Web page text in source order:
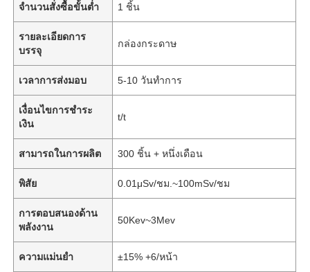
จำนวนสั่งซื้อขั้นต่ำ 1 ชิ้น
รายละเอียดการ
บรรจุ
กล่องกระดาษ
เวลาการส่งมอบ 5-10 วันทำการ
เงื่อนไขการชำระ
เงิน
t/t
สามารถในการผลิต 300 ชิ้น + หนึ่งเดือน
พิสัย 0.01μSv/ชม.~100mSv/ชม
การตอบสนองด้าน
พลังงาน
50Kev~3Mev
ความแม่นยำ ±15% +6/หน้า